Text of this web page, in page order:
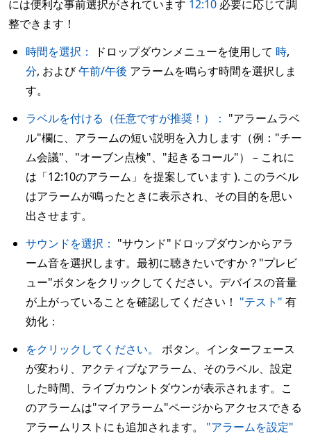
には便利な事前選択がされています 12:10 必要に応じて調
整できます！
時間を選択：
ドロップダウンメニューを使用して 時,
分, および午前/午後 アラームを鳴らす時間を選択しま
す。
ラベルを付ける（任意ですが推奨！）： "アラームラベ
ル"欄に、アラームの短い説明を入力します（例："チー
ム会議"、"オーブン点検"、"起きるコール"） – これに
は「12:10のアラーム」を提案しています ). このラベル
はアラームが鳴ったときに表示され、その目的を思い
出させます。
サウンドを選択： "サウンド"ドロップダウンからアラ
ーム音を選択します。最初に聴きたいですか？"プレビ
ュー"ボタンをクリックしてください。デバイスの音量
が上がっていることを確認してください！ "テスト" 有
効化：
をクリックしてください。
ボタン。インターフェース
が変わり、アクティブなアラーム、そのラベル、設定
した時間、ライブカウントダウンが表示されます。こ
のアラームは"マイアラーム"ページからアクセスできる
アラームリストにも追加されます。 "アラームを設定"